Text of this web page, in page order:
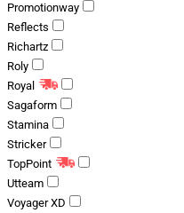
Promotionway
Reflects
Richartz
Roly
Royal
Sagaform
Stamina
Stricker
TopPoint
Utteam
Voyager XD